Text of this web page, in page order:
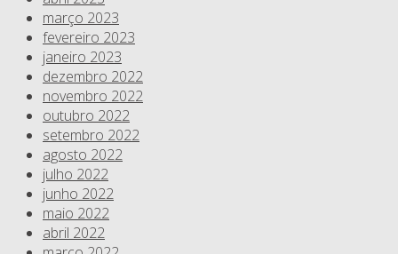
março 2023
fevereiro 2023
janeiro 2023
dezembro 2022
novembro 2022
outubro 2022
setembro 2022
agosto 2022
julho 2022
junho 2022
maio 2022
abril 2022